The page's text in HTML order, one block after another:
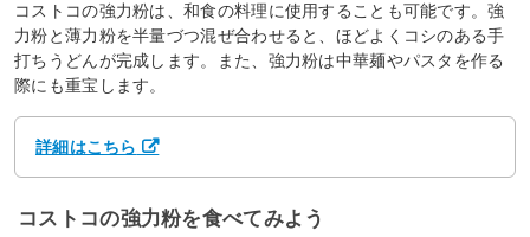
コストコの強力粉は、和食の料理に使用することも可能です。強
力粉と薄力粉を半量づつ混ぜ合わせると、ほどよくコシのある手
打ちうどんが完成します。また、強力粉は中華麺やパスタを作る
際にも重宝します。
詳細はこちら
コストコの強力粉を食べてみよう